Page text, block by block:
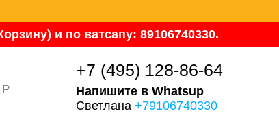
и по ватсапу: 89106740330.
Р
+7 (495) 128-86-64
Напишите в Whatsup
Светлана +79106740330